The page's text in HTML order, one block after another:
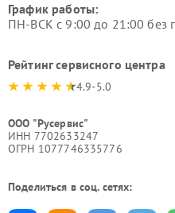
График работы:
ПН-ВСК с 9:00 до 21:00 без
Рейтинг сервисного центра
4.9-5.0
ООО "Русервис"
ИНН 7702633247
ОГРН 1077746335776
Поделиться в соц. сетях: